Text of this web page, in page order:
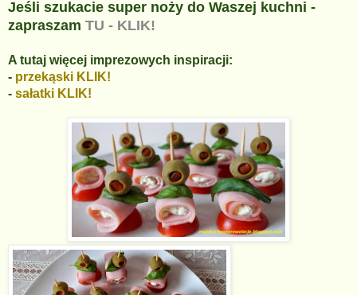
Jeśli szukacie super noży do Waszej kuchni -
zapraszam TU - KLIK!
A tutaj więcej imprezowych inspiracji:
- przekąski KLIK!
- sałatki KLIK!